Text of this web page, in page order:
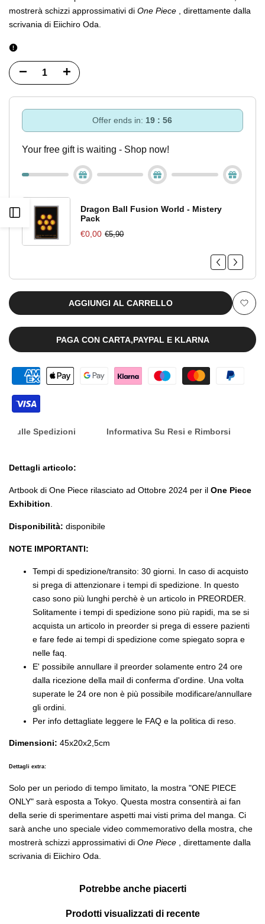
Apri
barra
mostrerà schizzi approssimativi di One Piece , direttamente dalla
scrivania di Eiichiro Oda.
Diminuisci
quantità
Exhibition
Official
Incrementa
quantità
Only
Exhibition
Official
[JAP]
Offer ends in: 19 : 55
Your free gift is waiting - Shop now!
Dragon Ball Fusion World - Mistery
Pack
€0,00 €5,90
AGGIUNGI AL CARRELLO
alla
PAGA CON CARTA,PAYPAL E KLARNA
Sulle Spedizioni Informativa Su Resi e Rimborsi
Dettagli articolo:
Artbook di One Piece rilasciato ad Ottobre 2024 per il One Piece
Exhibition
Disponibilità: disponibile
NOTE IMPORTANTI:
Tempi di spedizione/transito: 30 giorni. In caso di acquisto
si prega di attenzionare i tempi di spedizione. In questo
caso sono più lunghi perchè è un articolo in PREORDER.
Solitamente i tempi di spedizione sono più rapidi, ma se si
acquista un articolo in preorder si prega di essere pazienti
e fare fede ai tempi di spedizione come spiegato sopra e
nelle faq.
E' possibile annullare il preorder solamente entro 24 ore
dalla ricezione della mail di conferma d'ordine. Una volta
superate le 24 ore non è più possibile modificare/annullare
gli ordini.
Per info dettagliate leggere le FAQ e la politica di reso.
Dimensioni: 45x20x2,5cm
Dettagli extra:
Solo per un periodo di tempo limitato, la mostra "ONE PIECE
ONLY" sarà esposta a Tokyo. Questa mostra consentirà ai fan
della serie di sperimentare aspetti mai visti prima del manga. Ci
sarà anche uno speciale video commemorativo della mostra, che
mostrerà schizzi approssimativi di One Piece , direttamente dalla
scrivania di Eiichiro Oda.
Potrebbe anche piacerti
Prodotti visualizzati di recente